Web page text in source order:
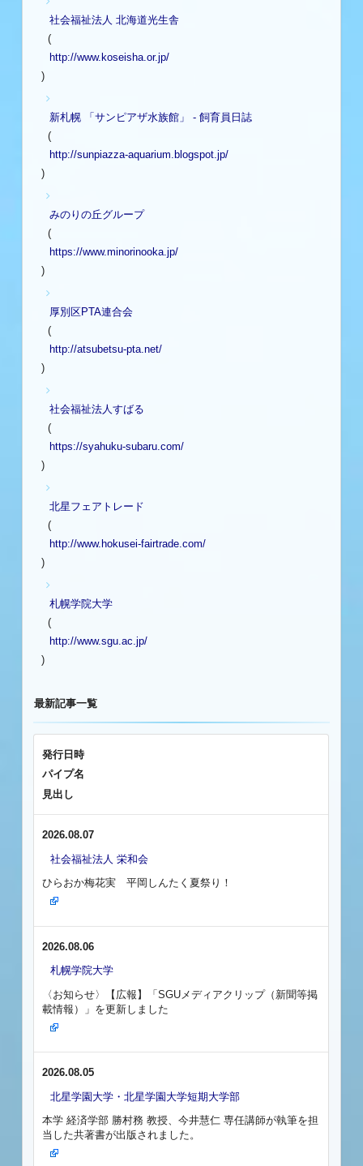
社会福祉法人 北海道光生舎
(
http://www.koseisha.or.jp/
)
新札幌 「サンピアザ水族館」 - 飼育員日誌
(
http://sunpiazza-aquarium.blogspot.jp/
)
みのりの丘グループ
(
https://www.minorinooka.jp/
)
厚別区PTA連合会
(
http://atsubetsu-pta.net/
)
社会福祉法人すばる
(
https://syahuku-subaru.com/
)
北星フェアトレード
(
http://www.hokusei-fairtrade.com/
)
札幌学院大学
(
http://www.sgu.ac.jp/
)
最新記事一覧
発行日時
パイプ名
見出し
2026.08.07
社会福祉法人 栄和会
ひらおか梅花実 平岡しんたく夏祭り！
2026.08.06
札幌学院大学
〈お知らせ〉【広報】「SGUメディアクリップ（新聞等掲
載情報）」を更新しました
2026.08.05
北星学園大学・北星学園大学短期大学部
本学 経済学部 勝村務 教授、今井慧仁 専任講師が執筆を担
当した共著書が出版されました。